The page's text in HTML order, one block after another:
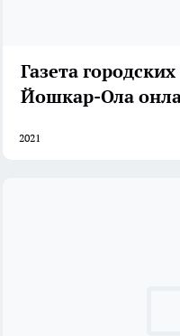
Газета
Йошкар-Ола
2021